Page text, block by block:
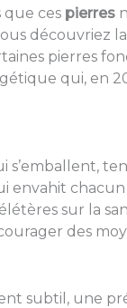
que ces pierres
découvriez la
pierres
qui, en
envahit
sur la
des
subtil, une